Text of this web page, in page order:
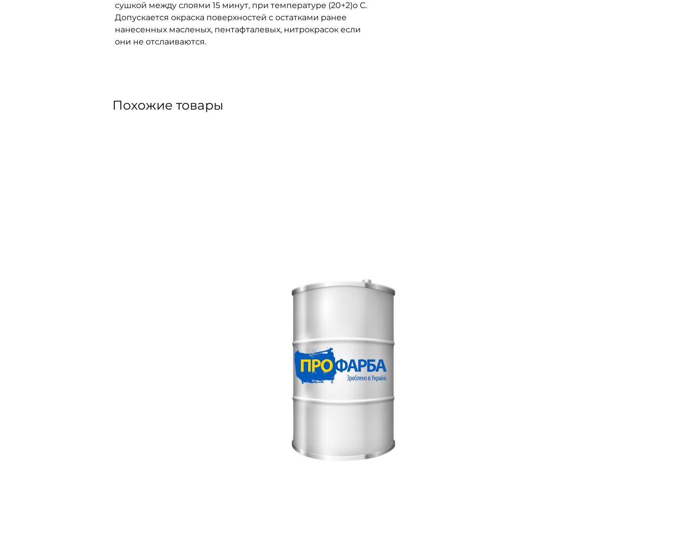
сушкой между слоями 15 минут, при температуре (20+2)о С.
Допускается окраска поверхностей с остатками ранее
нанесенных масленых, пентафталевых, нитрокрасок если
они не отслаиваются.
Похожие товары